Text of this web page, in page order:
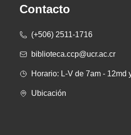
Contacto
(+506) 2511-1716
biblioteca.ccp@ucr.ac.cr
Horario: L-V de 7am - 12md
Ubicación